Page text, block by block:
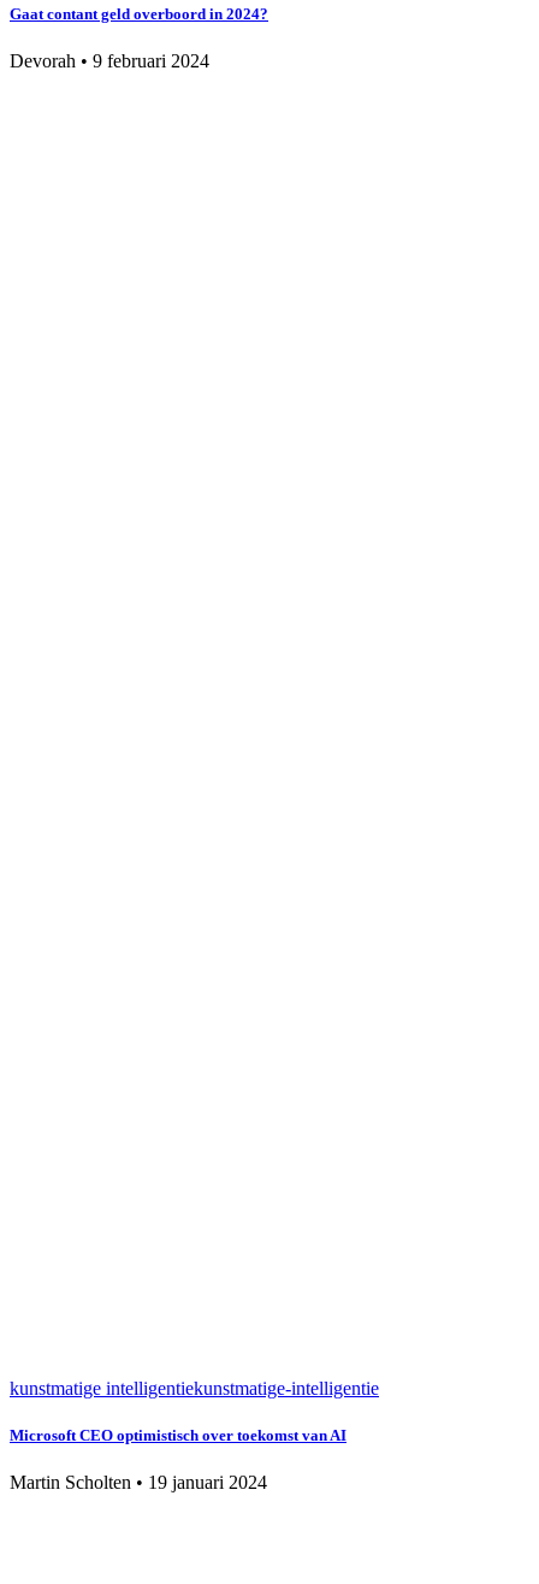
Gaat contant geld overboord in 2024?
Devorah • 9 februari 2024
kunstmatige intelligentiekunstmatige-intelligentie
Microsoft CEO optimistisch over toekomst van AI
Martin Scholten • 19 januari 2024